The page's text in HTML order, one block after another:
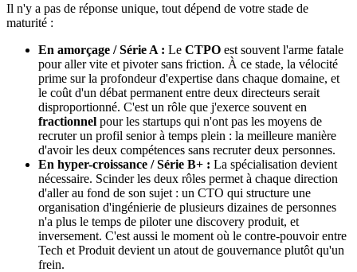
Il n'y a pas de réponse unique, tout dépend de votre stade de
maturité :
En amorçage / Série A : Le CTPO est souvent l'arme fatale
pour aller vite et pivoter sans friction. À ce stade, la vélocité
prime sur la profondeur d'expertise dans chaque domaine, et
le coût d'un débat permanent entre deux directeurs serait
disproportionné. C'est un rôle que j'exerce souvent en
fractionnel pour les startups qui n'ont pas les moyens de
recruter un profil senior à temps plein : la meilleure manière
d'avoir les deux compétences sans recruter deux personnes.
En hyper-croissance / Série B+ : La spécialisation devient
nécessaire. Scinder les deux rôles permet à chaque direction
d'aller au fond de son sujet : un CTO qui structure une
organisation d'ingénierie de plusieurs dizaines de personnes
n'a plus le temps de piloter une discovery produit, et
inversement. C'est aussi le moment où le contre-pouvoir entre
Tech et Produit devient un atout de gouvernance plutôt qu'un
frein.